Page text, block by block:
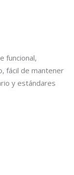
funcional,
fácil de mantener
y estándares